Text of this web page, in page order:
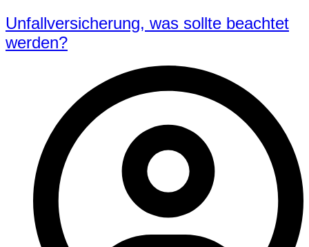
Unfallversicherung, was sollte beachtet
werden?